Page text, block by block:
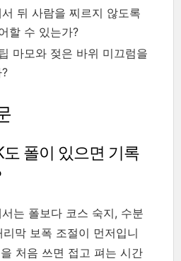
뒤 사람을 찌르지 않도록
할 수 있는가?
마모와 젖은 바위 미끄럼을
폴이 있으면 기록
는 폴보다 코스 숙지, 수분
막 보폭 조절이 먼저입니
처음 쓰면 접고 펴는 시간